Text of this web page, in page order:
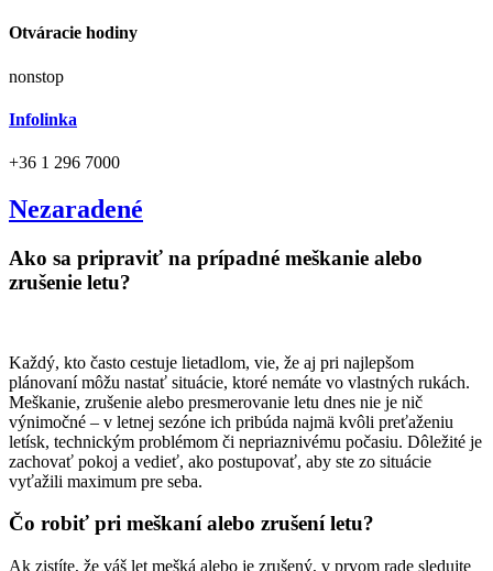
Otváracie hodiny
nonstop
Infolinka
+36 1 296 7000
Nezaradené
Ako sa pripraviť na prípadné meškanie alebo
zrušenie letu?
Každý, kto často cestuje lietadlom, vie, že aj pri najlepšom
plánovaní môžu nastať situácie, ktoré nemáte vo vlastných rukách.
Meškanie, zrušenie alebo presmerovanie letu dnes nie je nič
výnimočné – v letnej sezóne ich pribúda najmä kvôli preťaženiu
letísk, technickým problémom či nepriaznivému počasiu. Dôležité je
zachovať pokoj a vedieť, ako postupovať, aby ste zo situácie
vyťažili maximum pre seba.
Čo robiť pri meškaní alebo zrušení letu?
Ak zistíte, že váš let mešká alebo je zrušený, v prvom rade sledujte